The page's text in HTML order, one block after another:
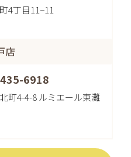
4丁目11−11
店
6918
町4-4-8 ルミエール東灘